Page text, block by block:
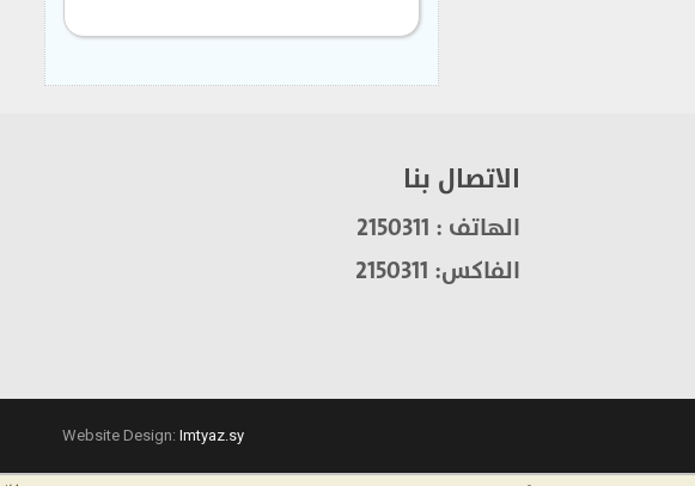
الاتصال بنا
الهاتف : 2150311
الفاكس: 2150311
Website Design: Imtyaz.sy